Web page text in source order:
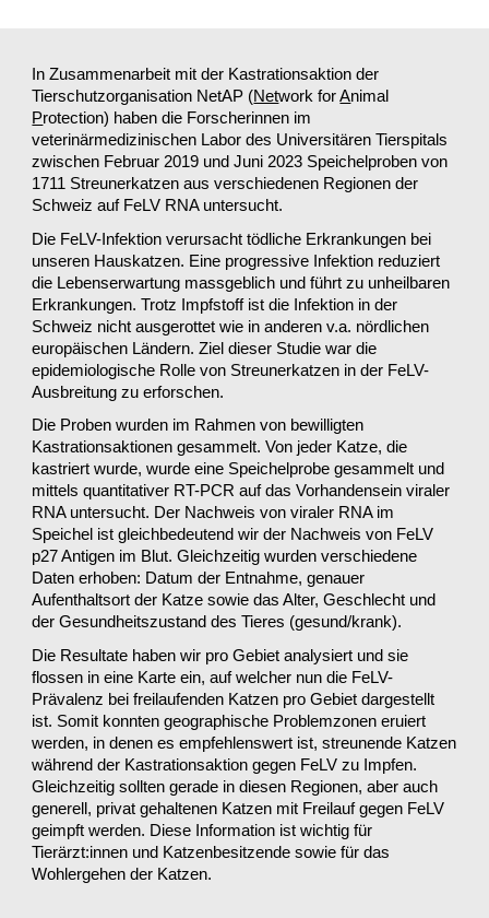
In Zusammenarbeit mit der Kastrationsaktion der
Tierschutzorganisation NetAP (Network forAnimal
Protection) haben die Forscherinnen im
veterinärmedizinischen Labor des Universitären Tierspitals
zwischen Februar 2019 und Juni 2023 Speichelproben von
1711 Streunerkatzen aus verschiedenen Regionen der
Schweiz auf FeLV RNA untersucht.
Die FeLV-Infektion verursacht tödliche Erkrankungen bei
unseren Hauskatzen. Eine progressive Infektion reduziert
die Lebenserwartung massgeblich und führt zu unheilbaren
Erkrankungen. Trotz Impfstoff ist die Infektion in der
Schweiz nicht ausgerottet wie in anderen v.a. nördlichen
europäischen Ländern. Ziel dieser Studie war die
epidemiologische Rolle von Streunerkatzen in der FeLV-
Ausbreitung zu erforschen.
Die Proben wurden im Rahmen von bewilligten
Kastrationsaktionen gesammelt. Von jeder Katze, die
kastriert wurde, wurde eine Speichelprobe gesammelt und
mittels quantitativer RT-PCR auf das Vorhandensein viraler
RNA untersucht. Der Nachweis von viraler RNA im
Speichel ist gleichbedeutend wir der Nachweis von FeLV
p27 Antigen im Blut. Gleichzeitig wurden verschiedene
Daten erhoben: Datum der Entnahme, genauer
Aufenthaltsort der Katze sowie das Alter, Geschlecht und
der Gesundheitszustand des Tieres (gesund/krank).
Die Resultate haben wir pro Gebiet analysiert und sie
flossen in eine Karte ein, auf welcher nun die FeLV-
Prävalenz bei freilaufenden Katzen pro Gebiet dargestellt
ist. Somit konnten geographische Problemzonen eruiert
werden, in denen es empfehlenswert ist, streunende Katzen
während der Kastrationsaktion gegen FeLV zu Impfen.
Gleichzeitig sollten gerade in diesen Regionen, aber auch
generell, privat gehaltenen Katzen mit Freilauf gegen FeLV
geimpft werden. Diese Information ist wichtig für
Tierärzt:innen und Katzenbesitzende sowie für das
Wohlergehen der Katzen.